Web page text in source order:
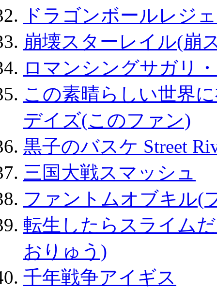
ドラゴンボールレジ
崩壊スターレイル(崩
ロマンシングサガリ
この素晴らしい世界
デイズ(このファン)
黒子のバスケ Street
三国大戦スマッシュ
ファントムオブキル(
転生したらスライム
おりゅう)
千年戦争アイギス